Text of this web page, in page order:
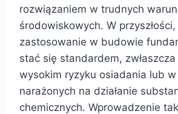
rozwiązaniem w trudnych
środowiskowych. W przyszłości,
zastosowanie w budowie
stać się standardem,
wysokim ryzyku osiadania lub
narażonych na działanie
chemicznych. Wprowadzenie